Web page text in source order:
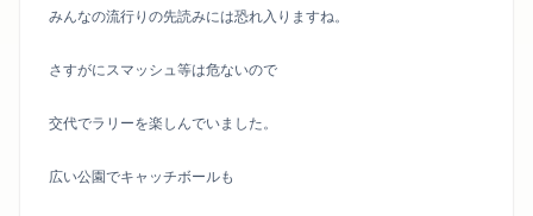
みんなの流行りの先読みには恐れ入りますね。
さすがにスマッシュ等は危ないので
交代でラリーを楽しんでいました。
広い公園でキャッチボールも